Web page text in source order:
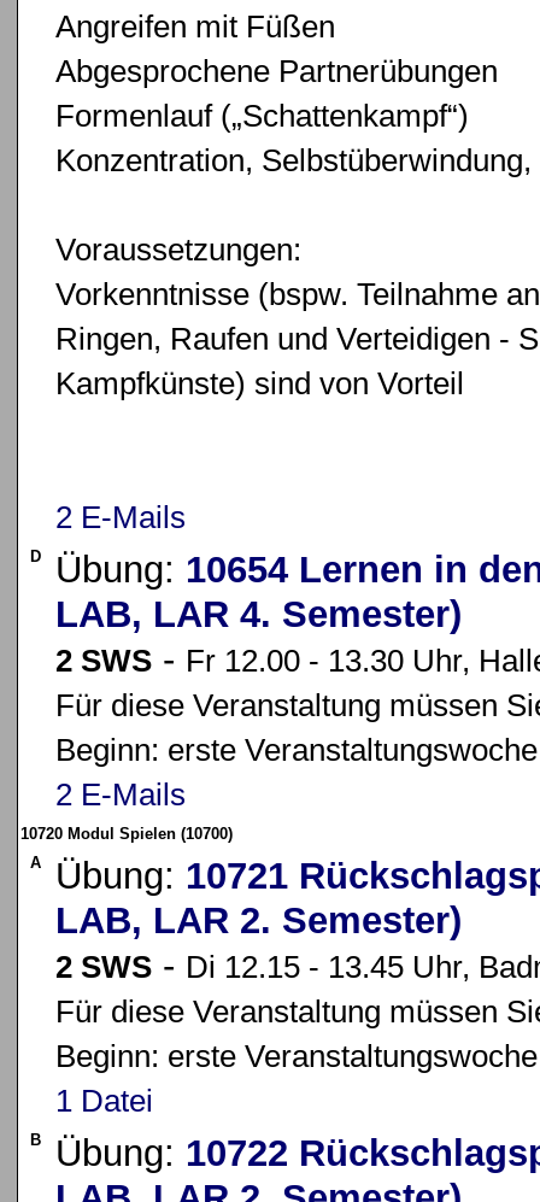
Angreifen mit Füßen
Abgesprochene Partnerübungen
Formenlauf („Schattenkampf“)
Konzentration,
Voraussetzungen:
Vorkenntnisse (bspw. Teilnahme
Ringen, Raufen und Verteidigen -
Kampfkünste) sind von Vorteil
2 E-Mails
D Übung: 10654 Lernen in
LAB, LAR 4. Semester)
2 SWS - Fr 12.00 - 13.30 Uhr,
Für diese Veranstaltung müssen
Beginn: erste Veranstaltungswoche
2 E-Mails
10720 Modul Spielen (10700)
A
Übung: 10721
LAB, LAR 2. Semester)
2 SWS - Di 12.15 - 13.45 Uhr,
Für diese Veranstaltung müssen
Beginn: erste Veranstaltungswoche
1 Datei
B Übung: 10722